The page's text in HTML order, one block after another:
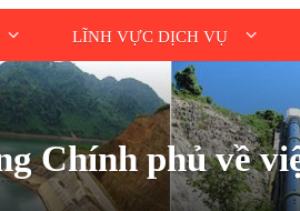
LĨNH VỰC DỊCH VỤ
Chính phủ về